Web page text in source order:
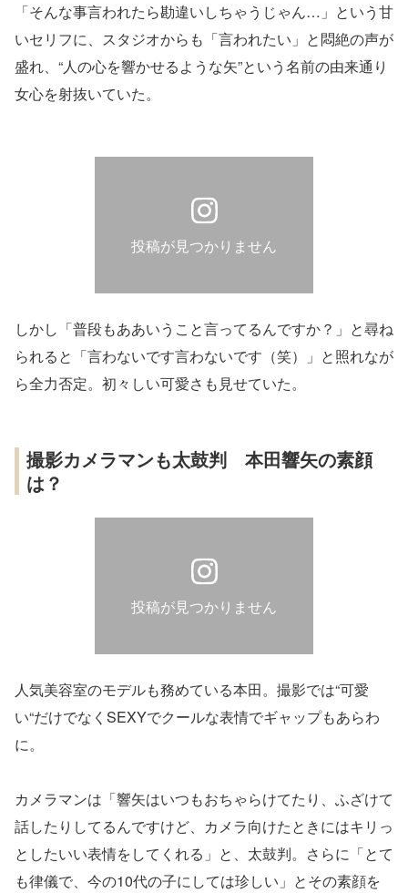
「そんな事言われたら勘違いしちゃうじゃん…」という甘
いセリフに、スタジオからも「言われたい」と悶絶の声が
盛れ、“人の心を響かせるような矢”という名前の由来通り
女心を射抜いていた。
投稿が見つかりません
しかし「普段もああいうこと言ってるんですか？」と尋ね
られると「言わないです言わないです（笑）」と照れなが
ら全力否定。初々しい可愛さも見せていた。
撮影カメラマンも太鼓判 本田響矢の素顔
は？
投稿が見つかりません
人気美容室のモデルも務めている本田。撮影では“可愛
い“だけでなくSEXYでクールな表情でギャップもあらわ
に。
カメラマンは「響矢はいつもおちゃらけてたり、ふざけて
話したりしてるんですけど、カメラ向けたときにはキリっ
としたいい表情をしてくれる」と、太鼓判。さらに「とて
も律儀で、今の10代の子にしては珍しい」とその素顔を